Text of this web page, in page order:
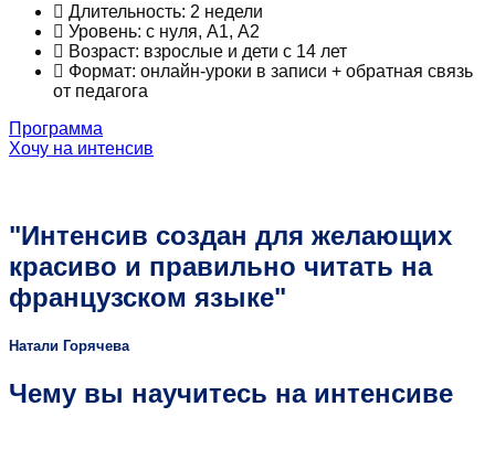
Длительность: 2 недели
Уровень: с нуля, А1, А2
Возраст: взрослые и дети с 14 лет
Формат: онлайн-уроки в записи + обратная связь
от педагога
Программа
Хочу на интенсив
"Интенсив создан для желающих
красиво и правильно читать на
французском языке"
Натали Горячева
Чему вы научитесь на интенсиве